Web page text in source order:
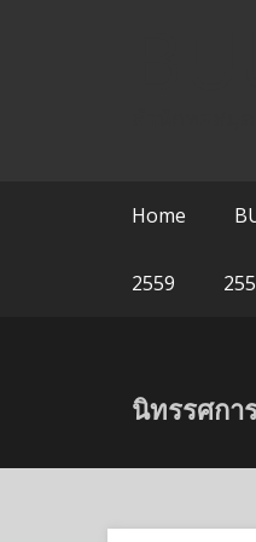
Home
2559
นิทรรศกา